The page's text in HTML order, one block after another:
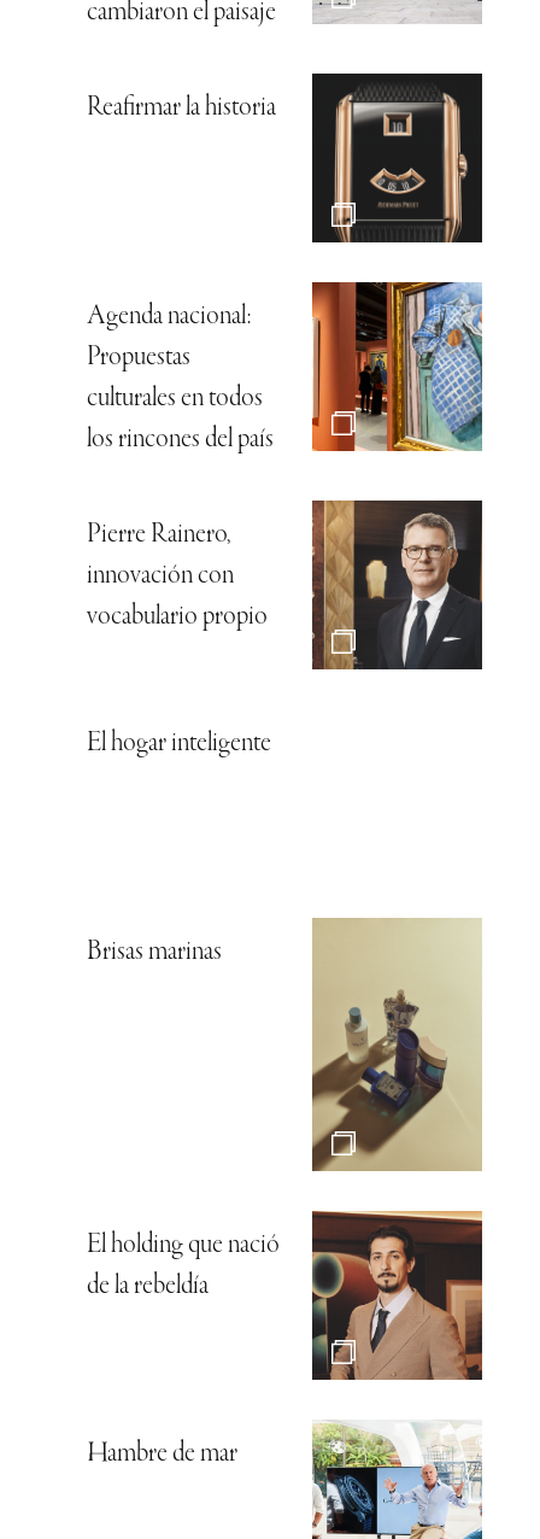
cambiaron el paisaje
Reafirmar la historia
Agenda nacional:
Propuestas
culturales en todos
los rincones del país
Pierre Rainero,
innovación con
vocabulario propio
El hogar inteligente
Brisas marinas
El holding que nació
de la rebeldía
Hambre de mar